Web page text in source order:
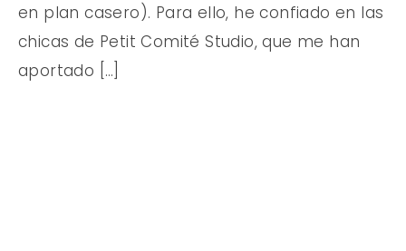
en plan casero). Para ello, he confiado en las
chicas de Petit Comité Studio, que me han
aportado […]